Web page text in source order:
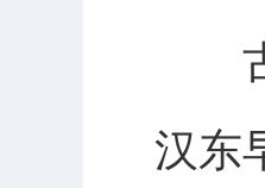
古
汉东